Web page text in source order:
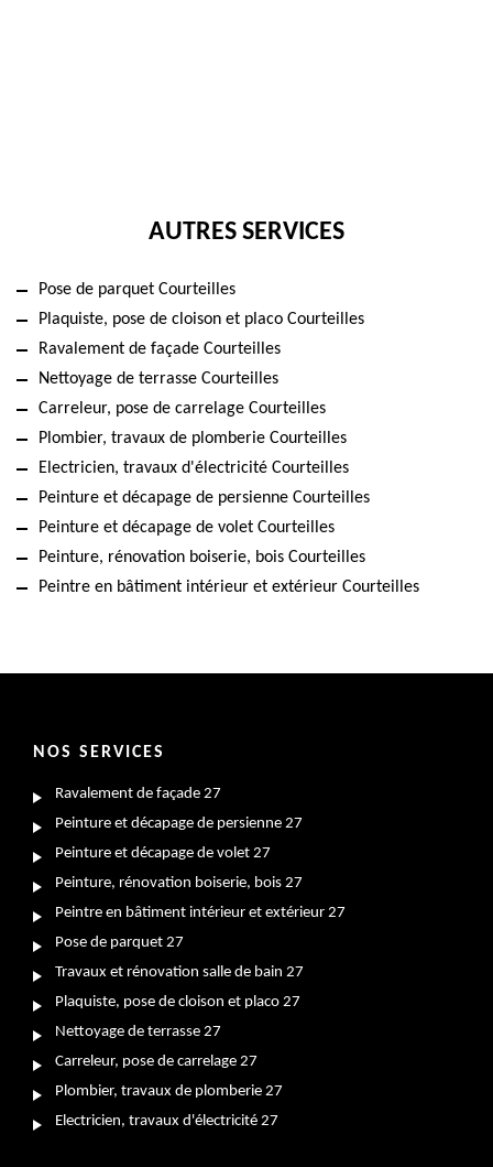
AUTRES SERVICES
Pose de parquet Courteilles
Plaquiste, pose de cloison et placo Courteilles
Ravalement de façade Courteilles
Nettoyage de terrasse Courteilles
Carreleur, pose de carrelage Courteilles
Plombier, travaux de plomberie Courteilles
Electricien, travaux d'électricité Courteilles
Peinture et décapage de persienne Courteilles
Peinture et décapage de volet Courteilles
Peinture, rénovation boiserie, bois Courteilles
Peintre en bâtiment intérieur et extérieur Courteilles
NOS SERVICES
Ravalement de façade 27
Peinture et décapage de persienne 27
Peinture et décapage de volet 27
Peinture, rénovation boiserie, bois 27
Peintre en bâtiment intérieur et extérieur 27
Pose de parquet 27
Travaux et rénovation salle de bain 27
Plaquiste, pose de cloison et placo 27
Nettoyage de terrasse 27
Carreleur, pose de carrelage 27
Plombier, travaux de plomberie 27
Electricien, travaux d'électricité 27